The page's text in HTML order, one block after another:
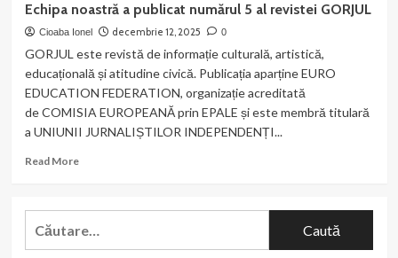
a
VI-
“Icoane
pe
sticlă”
la
Muzeul
Geologic
Național
cu
organizației
Echipa noastră a publicat numărul 5 al revistei GORJUL
Cioaba Ionel decembrie 12, 2025 0
GORJUL este revistă de informație culturală, artistică,
educațională și atitudine civică. Publicația aparține EURO
EDUCATION FEDERATION, organizație acreditată
de COMISIA EUROPEANĂ prin EPALE și este membră titulară
a UNIUNII JURNALIȘTILOR INDEPENDENȚI...
Read MoreRead
Echipa
noastră
Caută